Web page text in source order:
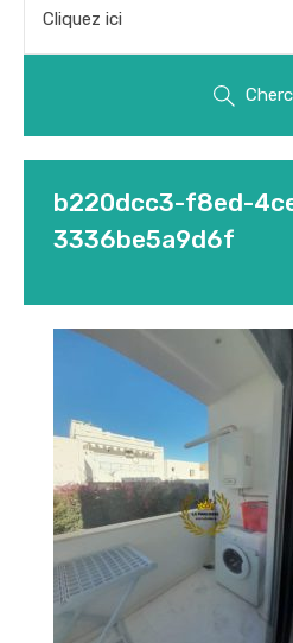
Cliquez ici
b220dcc3-f8ed-
3336be5a9d6f